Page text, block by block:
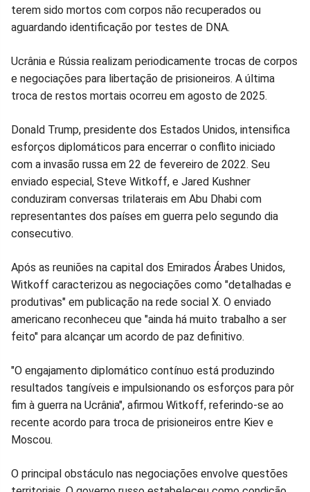
terem sido mortos com corpos não recuperados ou
aguardando identificação por testes de DNA.
Ucrânia e Rússia realizam periodicamente trocas de corpos
e negociações para libertação de prisioneiros. A última
troca de restos mortais ocorreu em agosto de 2025.
Donald Trump, presidente dos Estados Unidos, intensifica
esforços diplomáticos para encerrar o conflito iniciado
com a invasão russa em 22 de fevereiro de 2022. Seu
enviado especial, Steve Witkoff, e Jared Kushner
conduziram conversas trilaterais em Abu Dhabi com
representantes dos países em guerra pelo segundo dia
consecutivo.
Após as reuniões na capital dos Emirados Árabes Unidos,
Witkoff caracterizou as negociações como "detalhadas e
produtivas" em publicação na rede social X. O enviado
americano reconheceu que "ainda há muito trabalho a ser
feito" para alcançar um acordo de paz definitivo.
"O engajamento diplomático contínuo está produzindo
resultados tangíveis e impulsionando os esforços para pôr
fim à guerra na Ucrânia", afirmou Witkoff, referindo-se ao
recente acordo para troca de prisioneiros entre Kiev e
Moscou.
O principal obstáculo nas negociações envolve questões